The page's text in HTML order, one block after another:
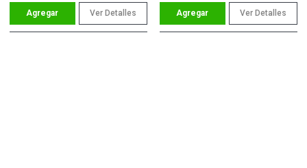
Ver Detalles Ver Detalles